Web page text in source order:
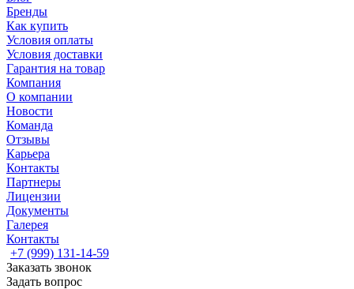
Бренды
Как купить
Условия оплаты
Условия доставки
Гарантия на товар
Компания
О компании
Новости
Команда
Отзывы
Карьера
Контакты
Партнеры
Лицензии
Документы
Галерея
Контакты
+7 (999) 131-14-59
Заказать звонок
Задать вопрос